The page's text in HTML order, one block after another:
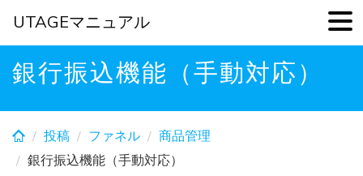
Skip
銀行振込機能（手動対応）
投稿 ファネル
商品管理
銀行振込機能（手動対応）
UTAGEマニュアル